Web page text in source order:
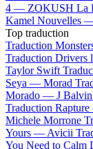
4 — ZOKUSH La
Kamel Nouvelles
Top traduction
Traduction
Traduction Drivers
Taylor Swift
Seya — Morad
Morado — J Balvin
Traduction
Michele Morrone
Yours — Avicii
You Need to